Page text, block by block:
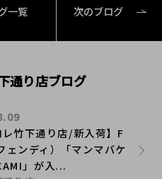
一覧 次のブログ
通り店ブログ
レ竹下通り店/新入荷】F
ェンディ）「マンマバケ
」が入...